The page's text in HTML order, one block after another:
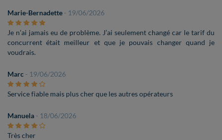
Marie-Bernadette - 19/06/2026
Je n’ai jamais eu de problème. J’ai seulement changé car le tarif du
concurrent était meilleur et que je pouvais changer quand je
voudrais.
Marc - 19/06/2026
Service fiable mais plus cher que les autres opérateurs
Manuela - 18/06/2026
Très cher